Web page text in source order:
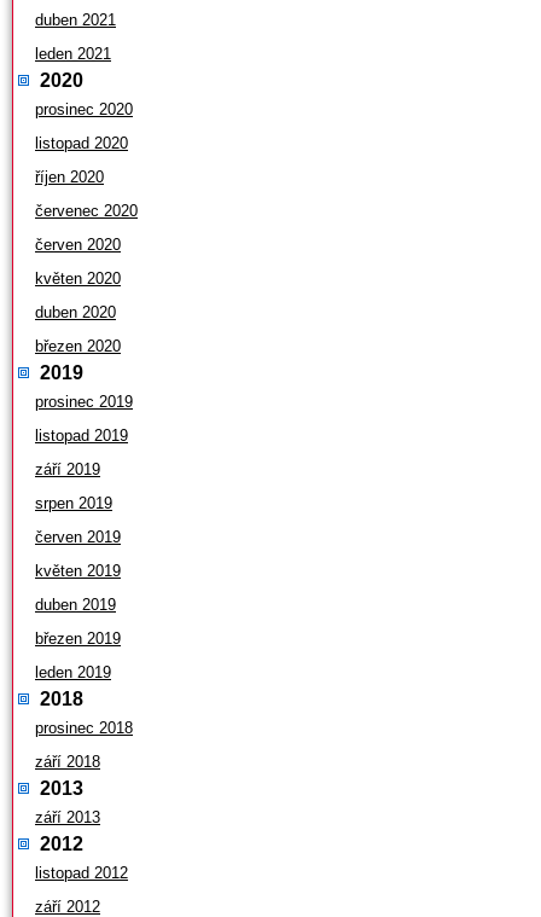
duben 2021
leden 2021
2020
prosinec 2020
listopad 2020
říjen 2020
červenec 2020
červen 2020
květen 2020
duben 2020
březen 2020
2019
prosinec 2019
listopad 2019
září 2019
srpen 2019
červen 2019
květen 2019
duben 2019
březen 2019
leden 2019
2018
prosinec 2018
září 2018
2013
září 2013
2012
listopad 2012
září 2012